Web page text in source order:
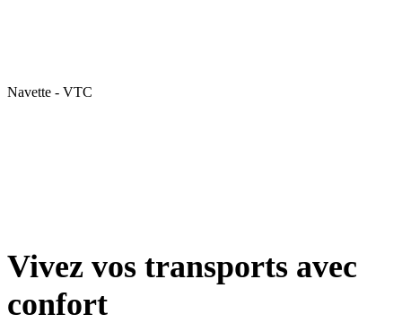
Navette - VTC
Vivez vos transports avec
confort